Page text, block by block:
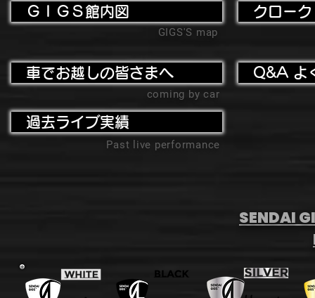
ＧＩＧＳ館内図
GIGS'S map
クローク
車でお越しの皆さまへ
coming by car
過去ライブ実績
Past live performance
Q&A よ
SENDAI